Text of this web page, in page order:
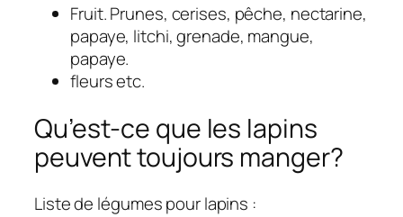
Fruit. Prunes, cerises, pêche, nectarine,
papaye, litchi, grenade, mangue,
papaye.
fleurs etc.
Qu’est-ce que les lapins
peuvent toujours manger?
Liste de légumes pour lapins :